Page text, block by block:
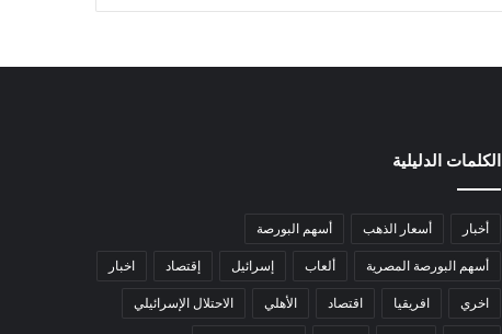
الكلمات الدليلية
أخبار أسعار الذهب أسهم البورصة
أسهم البورصة المصرية ألعاب إسرائيل إقتصاد اخبار
اخري افريقيا اقتصاد الأهلي الاحتلال الإسرائيلي